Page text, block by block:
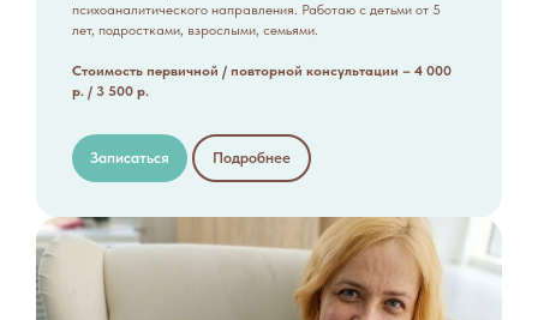
психоаналитического направления. Работаю с детьми от 5
лет, подростками, взрослыми, семьями.
Стоимость первичной / повторной консультации – 4 000
р. / 3 500 р.
Записаться Подробнее